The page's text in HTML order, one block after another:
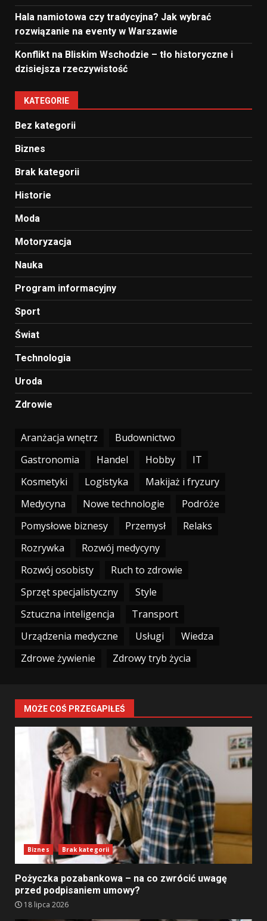
Hala namiotowa czy tradycyjna? Jak wybrać
rozwiązanie na eventy w Warszawie
Konflikt na Bliskim Wschodzie – tło historyczne i
dzisiejsza rzeczywistość
KATEGORIE
Bez kategorii
Biznes
Brak kategorii
Historie
Moda
Motoryzacja
Nauka
Program informacyjny
Sport
Świat
Technologia
Uroda
Zdrowie
Aranżacja wnętrz
Budownictwo
Gastronomia
Handel Hobby
IT
Kosmetyki
Logistyka
Makijaż i fryzury
Medycyna
Nowe technologie
Podróże
Pomysłowe biznesy
Przemysł
Relaks
Rozrywka
Rozwój medycyny
Rozwój osobisty
Ruch to zdrowie
Sprzęt specjalistyczny
Style
Sztuczna inteligencja
Transport
Urządzenia medyczne
Usługi
Wiedza
Zdrowe żywienie
Zdrowy tryb życia
MOŻE COŚ PRZEGAPIŁEŚ
Biznes Brak kategorii
Pożyczka pozabankowa – na co zwrócić uwagę
przed podpisaniem umowy?
18 lipca 2026